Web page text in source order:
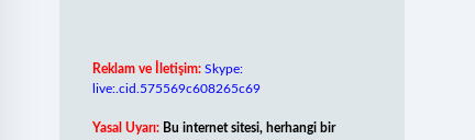
Reklam ve İletişim: Skype:
live:.cid.575569c608265c69
Yasal Uyarı: Bu internet sitesi, herhangi bir